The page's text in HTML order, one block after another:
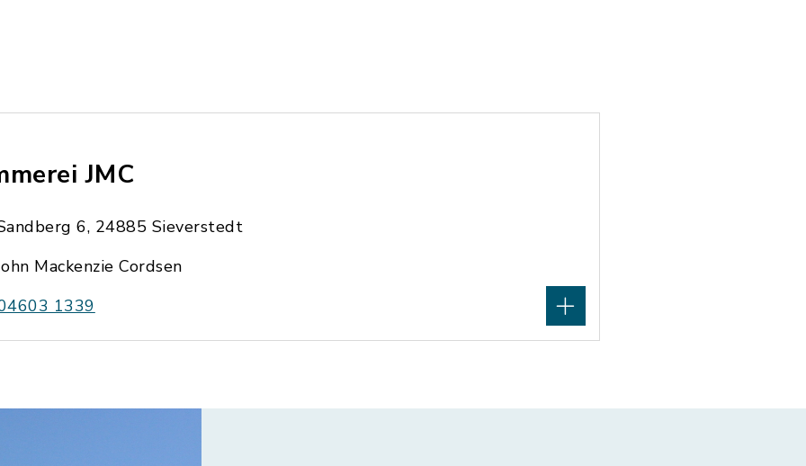
JMC
6, 24885 Sieverstedt
Mackenzie Cordsen
1339